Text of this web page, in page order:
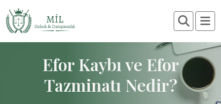
Efor Kaybı ve Efor
Tazminatı Nedir?